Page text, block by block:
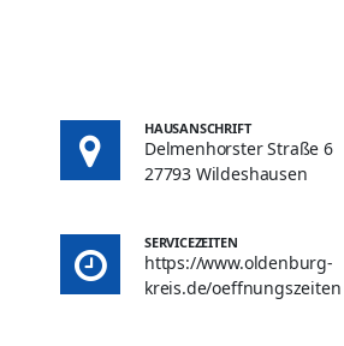
HAUSANSCHRIFT
Delmenhorster Straße 6
27793 Wildeshausen
SERVICEZEITEN
https://www.oldenburg-
kreis.de/oeffnungszeiten